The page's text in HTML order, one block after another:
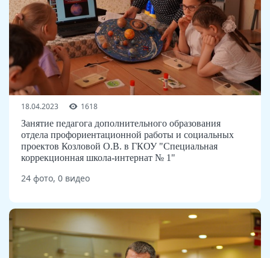
18.04.2023
1618
Занятие педагога дополнительного образования
отдела профориентационной работы и социальных
проектов Козловой О.В. в ГКОУ "Специальная
коррекционная школа-интернат № 1"
24 фото, 0 видео